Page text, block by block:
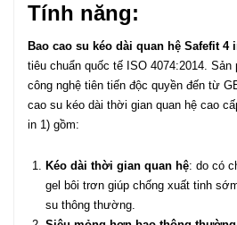
Tính năng:
Bao cao su kéo dài quan hệ Safefit 4
tiêu chuẩn quốc tế ISO 4074:2014.
công nghệ tiên tiến độc quyền đến từ
cao su kéo dài thời gian quan hệ cao
in 1) gồm:
Kéo dài thời gian quan hệ: do có
gel bôi trơn giúp chống xuất tinh
su thông thường.